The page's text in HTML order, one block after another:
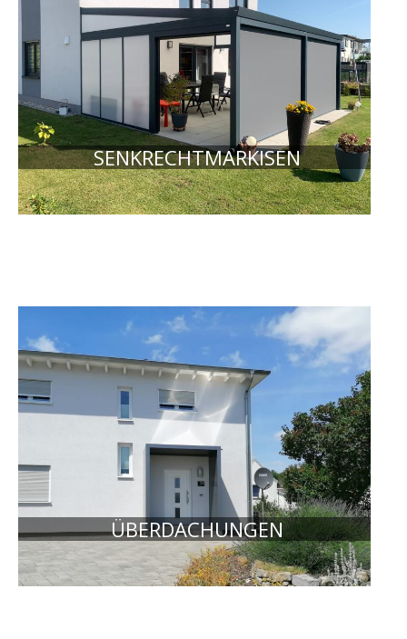
SENKRECHTMARKISEN
ÜBERDACHUNGEN